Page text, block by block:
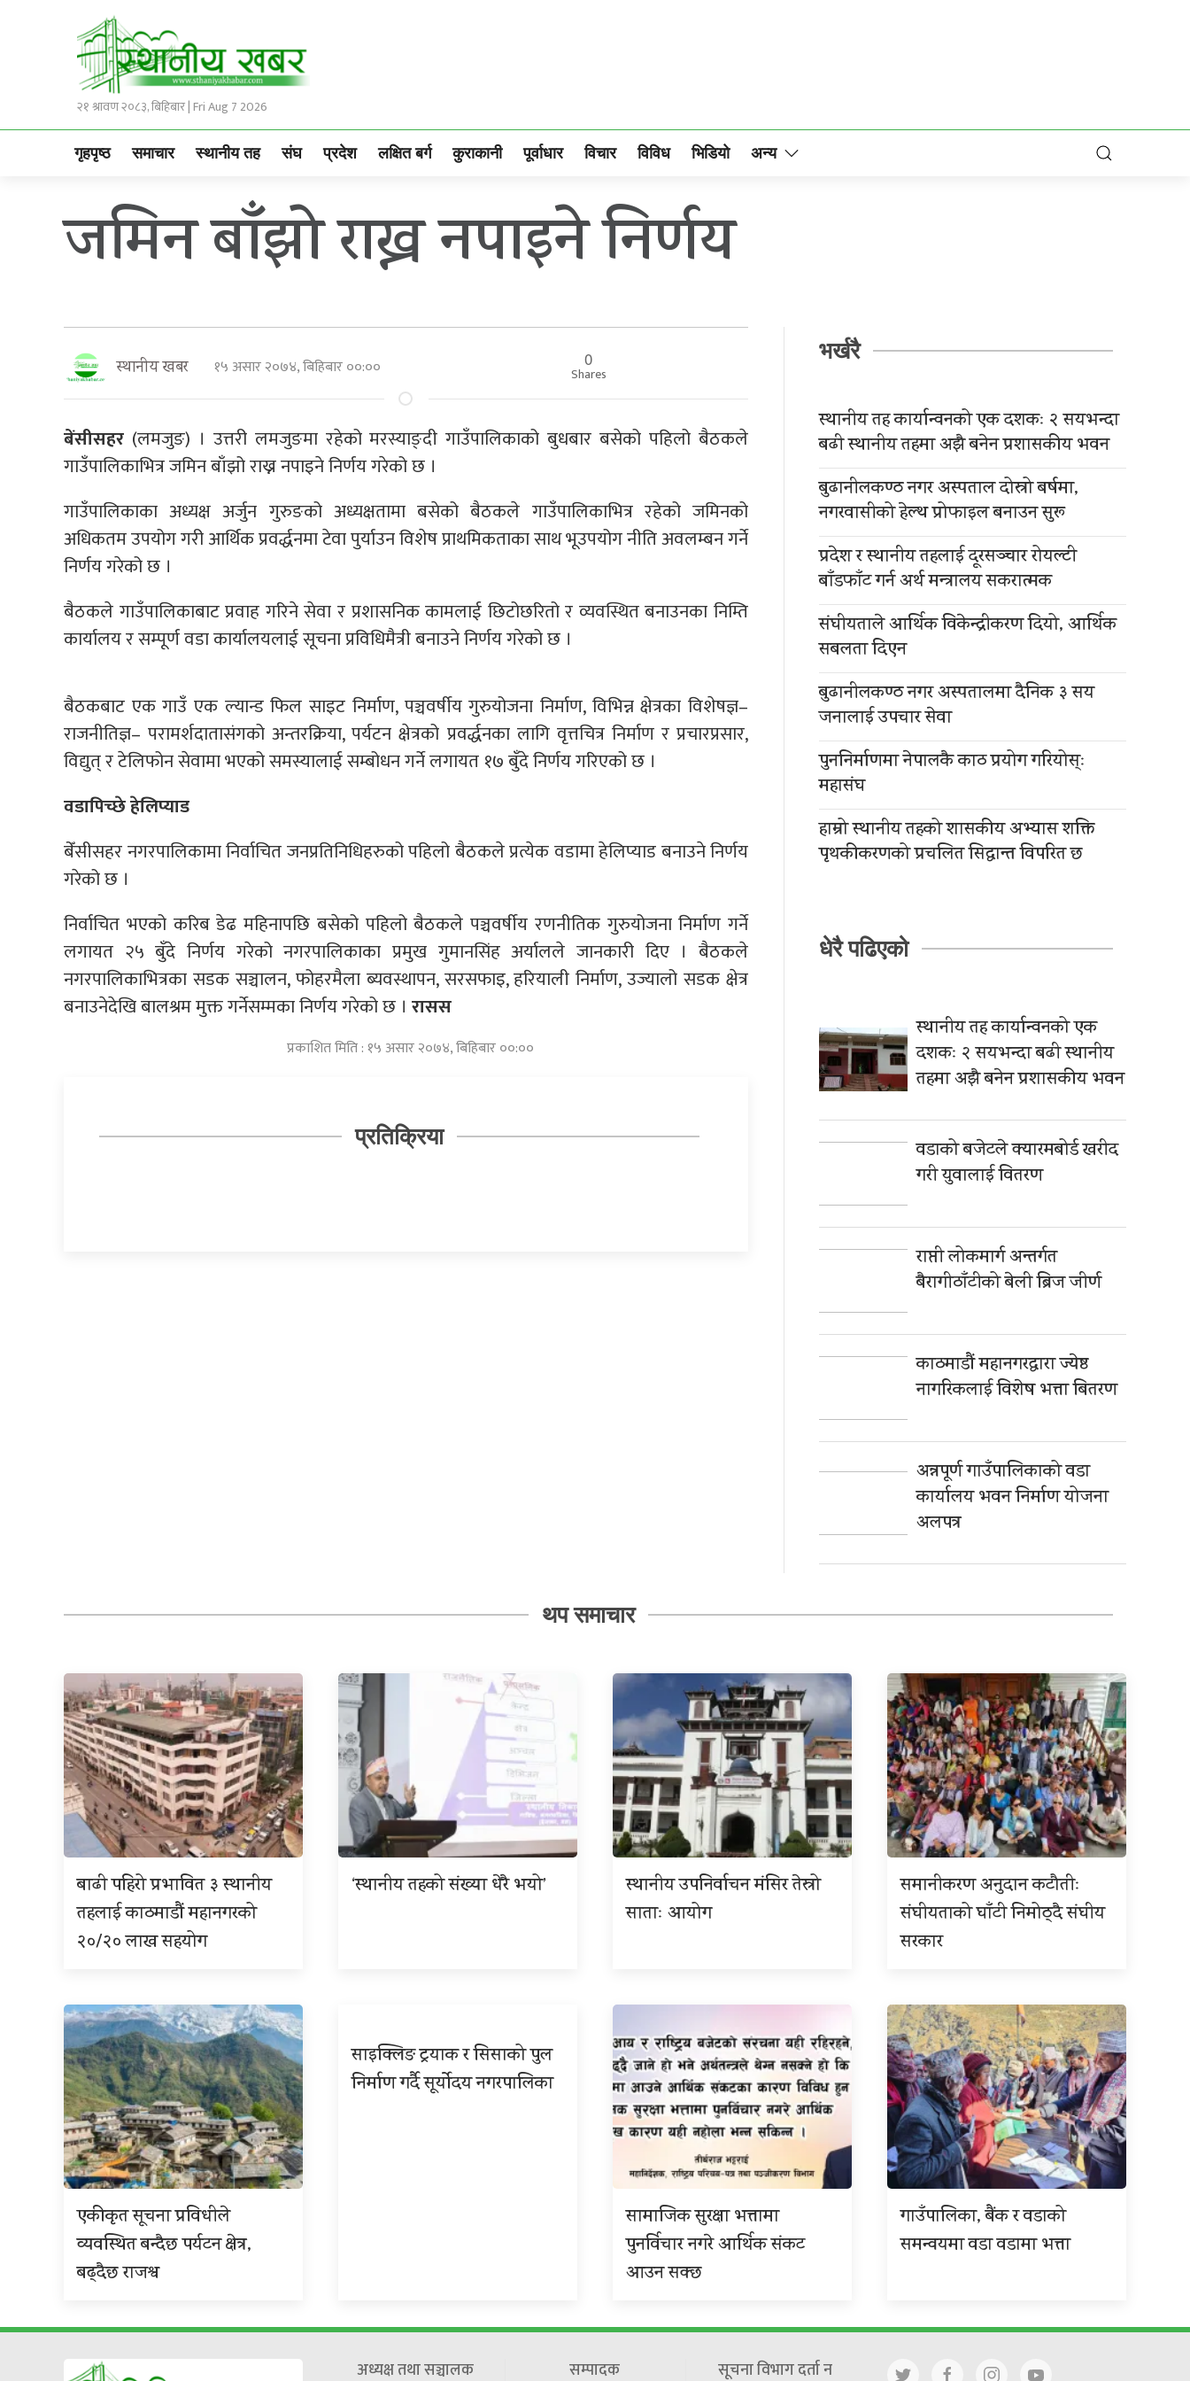
२१ श्रावण २०८३, बिहिबार | Fri Aug 7 2026
गृहपृष्ठ समाचार स्थानीय तह संघ प्रदेश लक्षित बर्ग कुराकानी पूर्वाधार विचार विविध भिडियो अन्य
जमिन बाँझो राख्न नपाइने निर्णय
स्थानीय खबर १५ असार २०७४, बिहिबार ००:०० 0
Shares
बेंसीसहर (लमजुङ) । उत्तरी लमजुङमा रहेको मरस्याङ्दी गाउँपालिकाको बुधबार बसेको पहिलो बैठकले
गाउँपालिकाभित्र जमिन बाँझो राख्न नपाइने निर्णय गरेको छ ।
गाउँपालिकाका अध्यक्ष अर्जुन गुरुङको अध्यक्षतामा बसेको बैठकले गाउँपालिकाभित्र रहेको जमिनको
अधिकतम उपयोग गरी आर्थिक प्रवर्द्धनमा टेवा पुर्याउन विशेष प्राथमिकताका साथ भूउपयोग नीति अवलम्बन गर्ने
निर्णय गरेको छ ।
बैठकले गाउँपालिकाबाट प्रवाह गरिने सेवा र प्रशासनिक कामलाई छिटोछरितो र व्यवस्थित बनाउनका निम्ति
कार्यालय र सम्पूर्ण वडा कार्यालयलाई सूचना प्रविधिमैत्री बनाउने निर्णय गरेको छ ।
बैठकबाट एक गाउँ एक ल्यान्ड फिल साइट निर्माण, पञ्चवर्षीय गुरुयोजना निर्माण, विभिन्न क्षेत्रका विशेषज्ञ–
राजनीतिज्ञ– परामर्शदातासंगको अन्तरक्रिया, पर्यटन क्षेत्रको प्रवर्द्धनका लागि वृत्तचित्र निर्माण र प्रचारप्रसार,
विद्युत् र टेलिफोन सेवामा भएको समस्यालाई सम्बोधन गर्ने लगायत १७ बुँदे निर्णय गरिएको छ ।
वडापिच्छे हेलिप्याड
बेँसीसहर नगरपालिकामा निर्वाचित जनप्रतिनिधिहरुको पहिलो बैठकले प्रत्येक वडामा हेलिप्याड बनाउने निर्णय
गरेको छ ।
निर्वाचित भएको करिब डेढ महिनापछि बसेको पहिलो बैठकले पञ्चवर्षीय रणनीतिक गुरुयोजना निर्माण गर्ने
लगायत २५ बुँदे निर्णय गरेको नगरपालिकाका प्रमुख गुमानसिंह अर्यालले जानकारी दिए । बैठकले
नगरपालिकाभित्रका सडक सञ्चालन, फोहरमैला ब्यवस्थापन, सरसफाइ, हरियाली निर्माण, उज्यालो सडक क्षेत्र
बनाउनेदेखि बालश्रम मुक्त गर्नेसम्मका निर्णय गरेको छ । रासस
प्रकाशित मिति : १५ असार २०७४, बिहिबार ००:००
प्रतिक्रिया
भर्खरै
स्थानीय तह कार्यान्वनको एक दशकः २ सयभन्दा
बढी स्थानीय तहमा अझै बनेन प्रशासकीय भवन
बुढानीलकण्ठ नगर अस्पताल दोस्रो बर्षमा,
नगरवासीको हेल्थ प्रोफाइल बनाउन सुरू
प्रदेश र स्थानीय तहलाई दूरसञ्चार रोयल्टी
बाँडफाँट गर्न अर्थ मन्त्रालय सकरात्मक
संघीयताले आर्थिक विकेन्द्रीकरण दियो, आर्थिक
सबलता दिएन
बुढानीलकण्ठ नगर अस्पतालमा दैनिक ३ सय
जनालाई उपचार सेवा
पुननिर्माणमा नेपालकै काठ प्रयोग गरियोस्ः
महासंघ
हाम्रो स्थानीय तहको शासकीय अभ्यास शक्ति
पृथकीकरणको प्रचलित सिद्धान्त विपरित छ
धेरै पढिएको
स्थानीय तह कार्यान्वनको एक
दशकः २ सयभन्दा बढी स्थानीय
तहमा अझै बनेन प्रशासकीय भवन
वडाको बजेटले क्यारमबोर्ड खरीद
गरी युवालाई वितरण
राप्ती लोकमार्ग अन्तर्गत
बैरागीठाँटीको बेली ब्रिज जीर्ण
काठमाडौं महानगरद्वारा ज्येष्ठ
नागरिकलाई विशेष भत्ता बितरण
अन्नपूर्ण गाउँपालिकाको वडा
कार्यालय भवन निर्माण योजना
अलपत्र
थप समाचार
बाढी पहिरो प्रभावित ३ स्थानीय
तहलाई काठमाडौं महानगरको
२०/२० लाख सहयोग
‘स्थानीय तहको संख्या धेरै भयो’
स्थानीय उपनिर्वाचन मंसिर तेस्रो
साताः आयोग
समानीकरण अनुदान कटौतीः
संघीयताको घाँटी निमोठ्दै संघीय
सरकार
एकीकृत सूचना प्रविधीले
व्यवस्थित बन्दैछ पर्यटन क्षेत्र,
बढ्दैछ राजश्व
साइक्लिङ ट्रयाक र सिसाको पुल
निर्माण गर्दै सूर्योदय नगरपालिका
सामाजिक सुरक्षा भत्तामा
पुनर्विचार नगरे आर्थिक संकट
आउन सक्छ
गाउँपालिका, बैंक र वडाको
समन्वयमा वडा वडामा भत्ता
अध्यक्ष तथा सञ्चालक सम्पादक सूचना विभाग दर्ता न